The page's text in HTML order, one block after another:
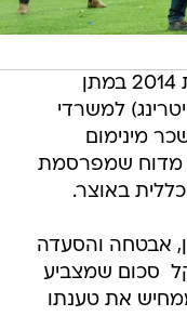
12,800 עובדי קבלן הועסקו בשנת 2014 במתן
למשרדי
מינימום
מדוח שמפרסמת
באוצר.
אבטחה והסעדה
שקל  סכום שמצביע
את טענתו